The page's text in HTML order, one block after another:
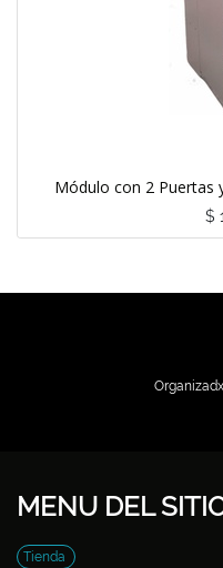
Módulo con 2 Puertas
$
MENU DEL
Tienda